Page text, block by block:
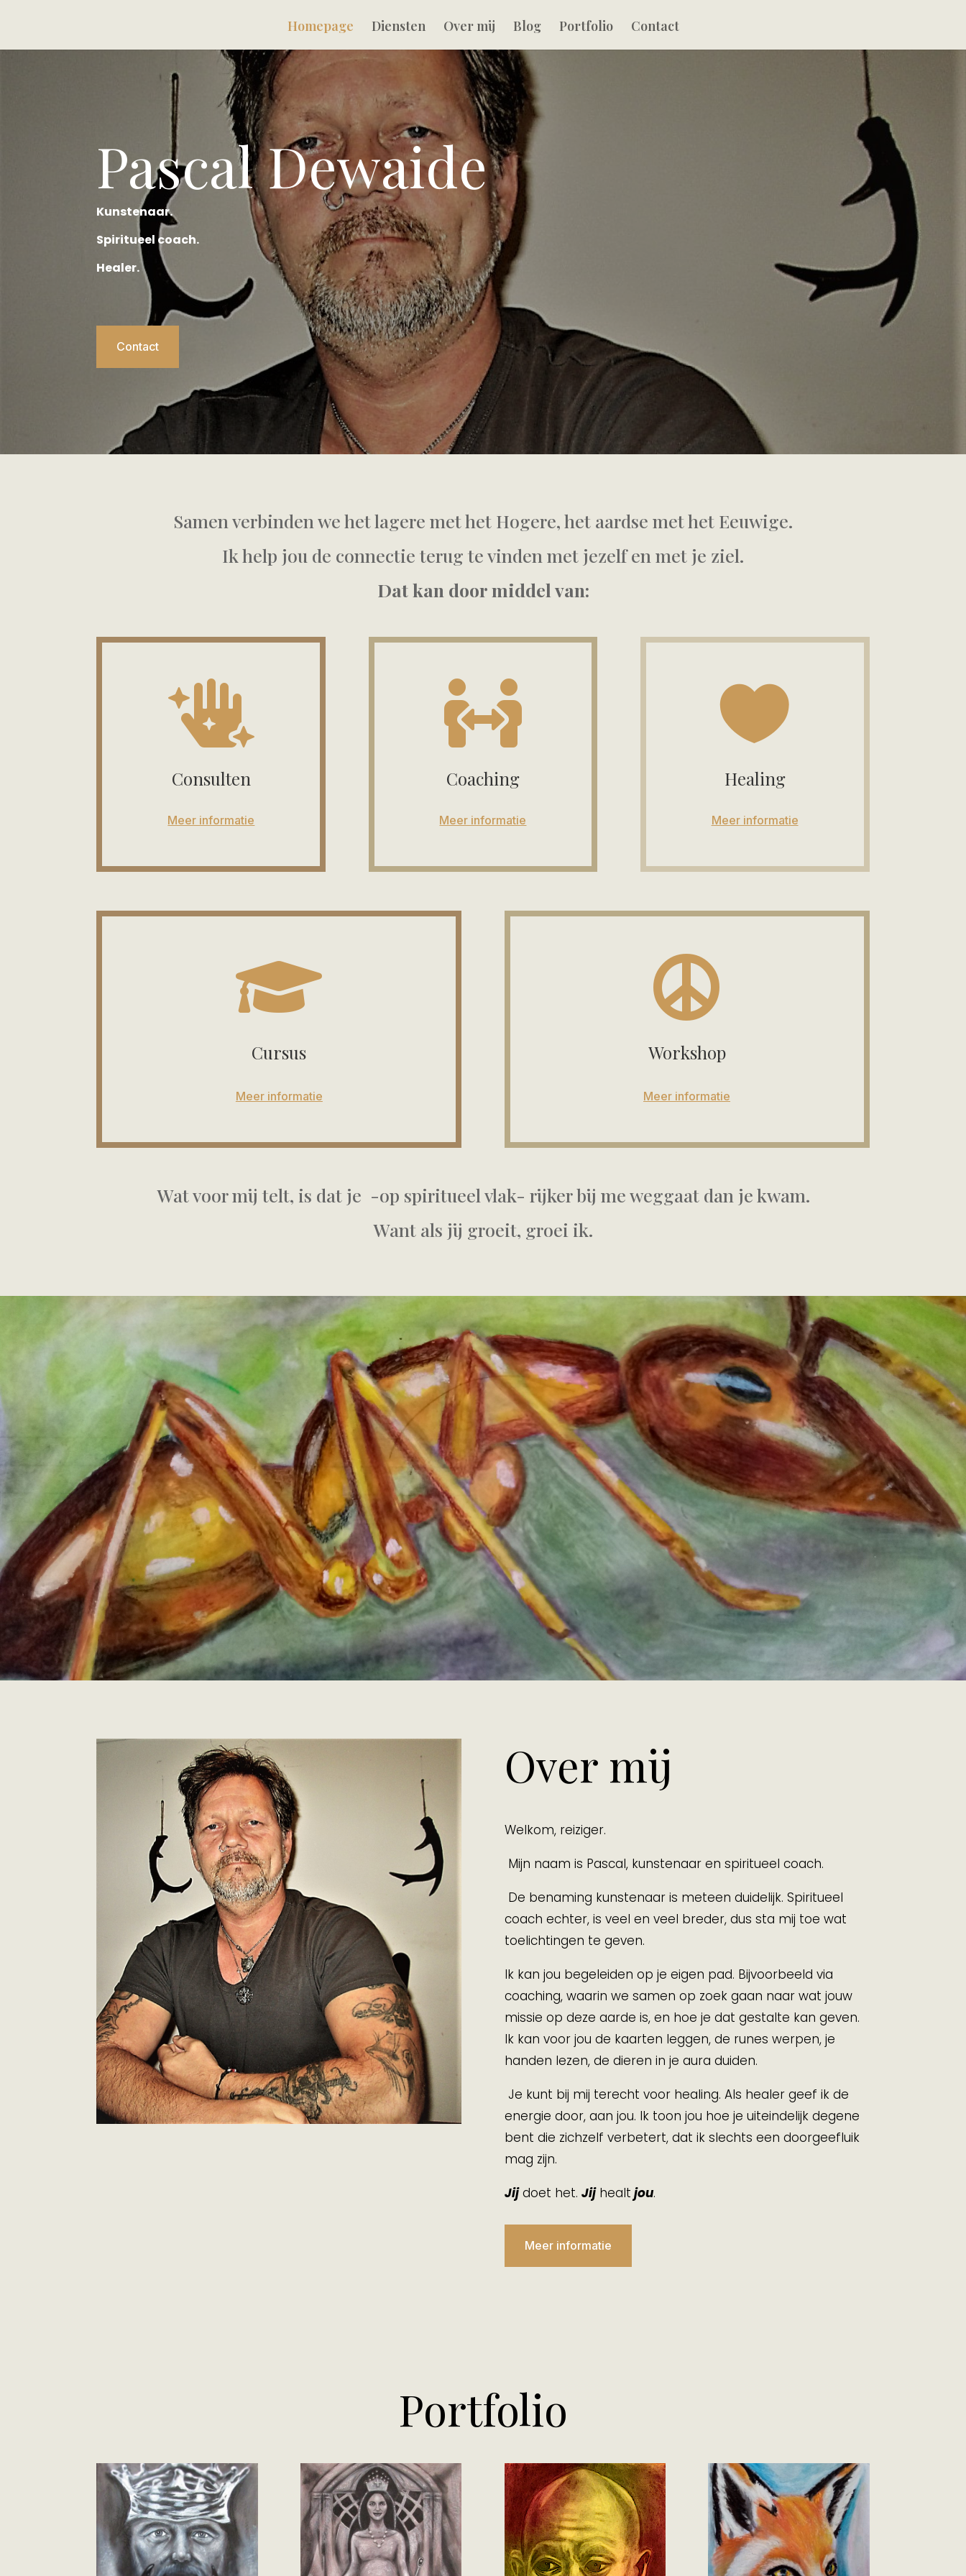
Homepage Diensten Over mij Blog Portfolio Contact
Pascal Dewaide
Kunstenaar.
Spiritueel coach.
Healer.
Contact
Samen verbinden we het lagere met het Hogere, het aardse met het Eeuwige.
Ik help jou de connectie terug te vinden met jezelf en met je ziel.
Dat kan door middel van:

Consulten
Meer informatie

Coaching
Meer informatie

Healing
Meer informatie

Cursus
Meer informatie

Workshop
Meer informatie
Wat voor mij telt, is dat je -op spiritueel vlak- rijker bij me weggaat dan je kwam.
Want als jij groeit, groei ik.
Over mij
Welkom, reiziger.
Mijn naam is Pascal, kunstenaar en spiritueel coach.
De benaming kunstenaar is meteen duidelijk. Spiritueel
coach echter, is veel en veel breder, dus sta mij toe wat
toelichtingen te geven.
Ik kan jou begeleiden op je eigen pad. Bijvoorbeeld via
coaching, waarin we samen op zoek gaan naar wat jouw
missie op deze aarde is, en hoe je dat gestalte kan geven.
Ik kan voor jou de kaarten leggen, de runes werpen, je
handen lezen, de dieren in je aura duiden.
Je kunt bij mij terecht voor healing. Als healer geef ik de
energie door, aan jou. Ik toon jou hoe je uiteindelijk degene
bent die zichzelf verbetert, dat ik slechts een doorgeefluik
mag zijn.
Jijdoet het. Jijhealt jou.
Meer informatie
Portfolio